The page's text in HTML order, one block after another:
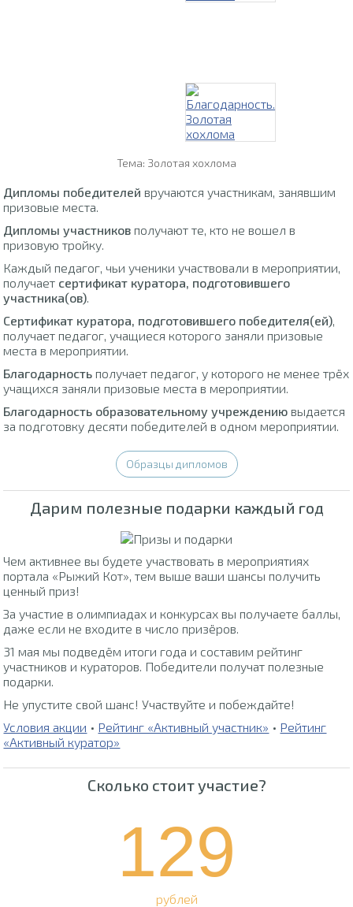
Тема: Золотая хохлома
Дипломы победителей вручаются участникам, занявшим
призовые места.
Дипломы участников получают те, кто не вошел в
призовую тройку.
Каждый педагог, чьи ученики участвовали в мероприятии,
получает сертификат куратора, подготовившего
участника(ов)
Сертификат куратора, подготовившего победителя(ей)
получает педагог, учащиеся которого заняли призовые
места в мероприятии.
Благодарность получает педагог, у которого не менее трёх
учащихся заняли призовые места в мероприятии.
Благодарность образовательному учреждению выдается
за подготовку десяти победителей в одном мероприятии.
Образцы дипломов
Дарим полезные подарки каждый год
Чем активнее вы будете участвовать в мероприятиях
портала «Рыжий Кот», тем выше ваши шансы получить
ценный приз!
За участие в олимпиадах и конкурсах вы получаете баллы,
даже если не входите в число призёров.
31 мая мы подведём итоги года и составим рейтинг
участников и кураторов. Победители получат полезные
подарки.
Не упустите свой шанс! Участвуйте и побеждайте!
Условия акции • Рейтинг «Активный участник» • Рейтинг
«Активный куратор»
Сколько стоит участие?
129
рублей